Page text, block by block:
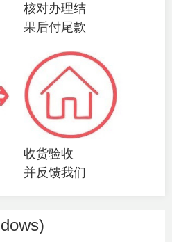
核对办理结
果后付尾款
收货验收
并反馈我们